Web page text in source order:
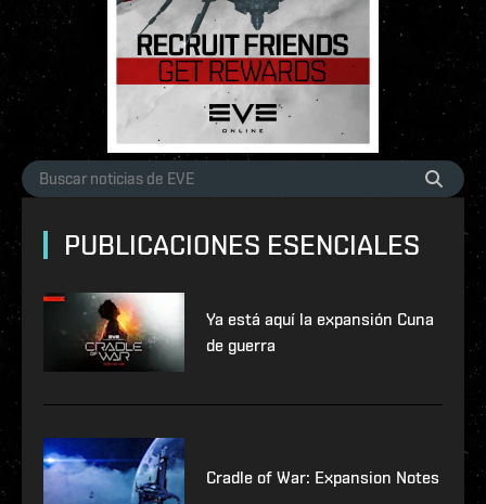
PUBLICACIONES ESENCIALES
Ya está aquí la expansión Cuna
de guerra
Cradle of War: Expansion Notes